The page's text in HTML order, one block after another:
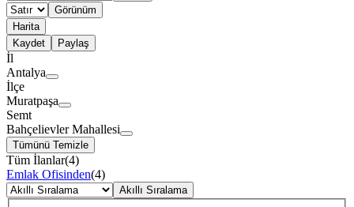
Görünüm
Harita
Kaydet
Paylaş
İl
Antalya
İlçe
Muratpaşa
Semt
Bahçelievler Mahallesi
Tümünü Temizle
Tüm İlanlar(4)
Emlak Ofisinden(4)
Akıllı Sıralama